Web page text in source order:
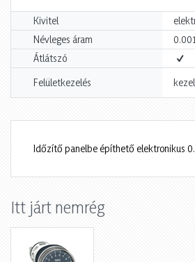
Kivitel
Névleges áram
0.001
Átlátszó
Felületkezelés
Időzítő panelbe építhető elektronikus
Itt járt nemrég